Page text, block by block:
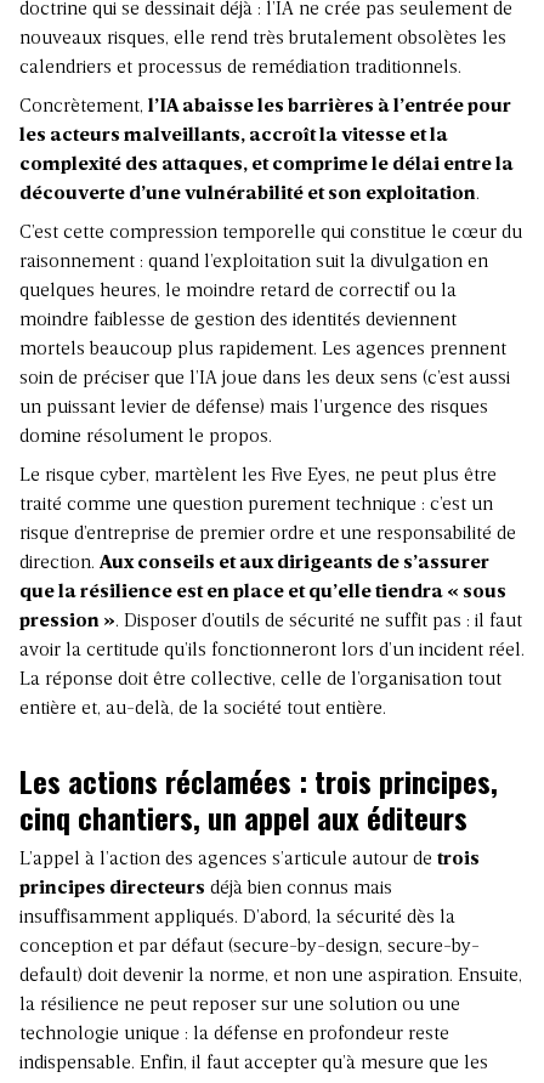
doctrine qui se dessinait déjà : l’IA ne crée pas seulement de
nouveaux risques, elle rend très brutalement obsolètes les
calendriers et processus de remédiation traditionnels.
Concrètement, l’IA abaisse les barrières à l’entrée pour
les acteurs malveillants, accroît la vitesse et la
complexité des attaques, et comprime le délai entre la
découverte d’une vulnérabilité et son exploitation.
C’est cette compression temporelle qui constitue le cœur du
raisonnement : quand l’exploitation suit la divulgation en
quelques heures, le moindre retard de correctif ou la
moindre faiblesse de gestion des identités deviennent
mortels beaucoup plus rapidement. Les agences prennent
soin de préciser que l’IA joue dans les deux sens (c’est aussi
un puissant levier de défense) mais l’urgence des risques
domine résolument le propos.
Le risque cyber, martèlent les Five Eyes, ne peut plus être
traité comme une question purement technique : c’est un
risque d’entreprise de premier ordre et une responsabilité de
direction. Aux conseils et aux dirigeants de s’assurer
que la résilience est en place et qu’elle tiendra « sous
pression ». Disposer d’outils de sécurité ne suffit pas : il faut
avoir la certitude qu’ils fonctionneront lors d’un incident réel.
La réponse doit être collective, celle de l’organisation tout
entière et, au-delà, de la société tout entière.
Les actions réclamées : trois principes,
cinq chantiers, un appel aux éditeurs
L’appel à l’action des agences s’articule autour de trois
principes directeurs déjà bien connus mais
insuffisamment appliqués. D’abord, la sécurité dès la
conception et par défaut (secure-by-design, secure-by-
default) doit devenir la norme, et non une aspiration. Ensuite,
la résilience ne peut reposer sur une solution ou une
technologie unique : la défense en profondeur reste
indispensable. Enfin, il faut accepter qu’à mesure que les